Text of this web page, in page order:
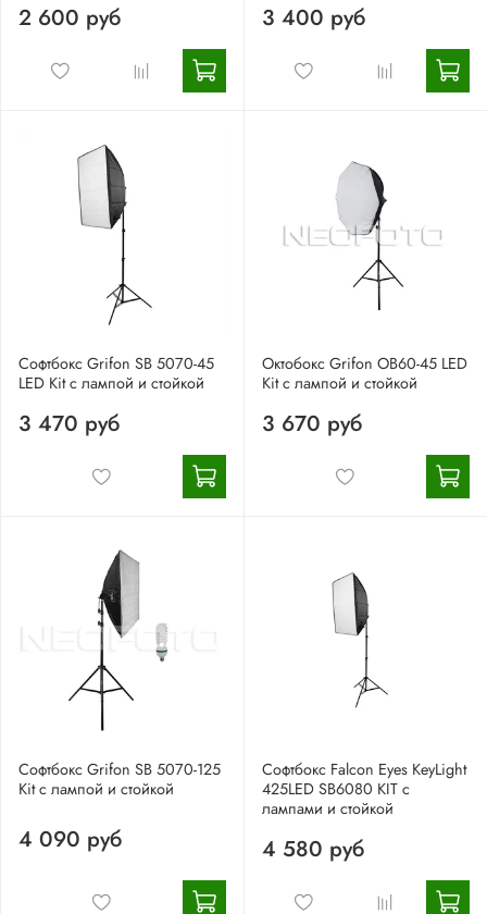
2 600 руб 3 400 руб
Софтбокс Grifon SB 5070-45
LED Kit с лампой и стойкой
3 470 руб
Октобокс Grifon OB60-45 LED
Kit с лампой и стойкой
3 670 руб
Софтбокс Grifon SB 5070-125
Kit с лампой и стойкой
4 090 руб
Софтбокс Falcon Eyes KeyLight
425LED SB6080 KIT с
лампами и стойкой
4 580 руб